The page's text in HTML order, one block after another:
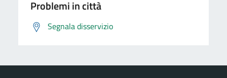
Problemi in città
Segnala disservizio